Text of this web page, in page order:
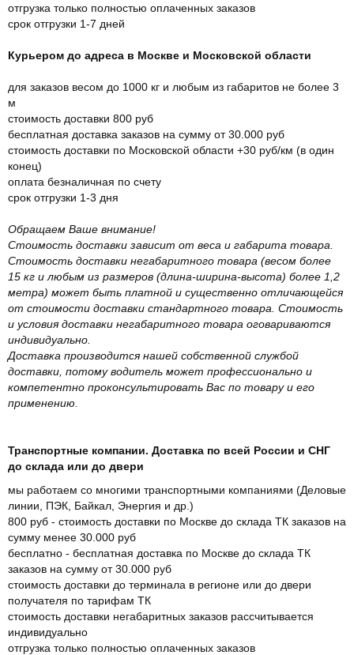
отгрузка только полностью оплаченных заказов
срок отгрузки 1-7 дней
Курьером до адреса в Москве и Московской области
для заказов весом до 1000 кг и любым из габаритов не более 3
м
стоимость доставки 800 руб
бесплатная доставка заказов на сумму от 30.000 руб
стоимость доставки по Московской области +30 руб/км (в один
конец)
оплата безналичная по счету
срок отгрузки 1-3 дня
Обращаем Ваше внимание!
Стоимость доставки зависит от веса и габарита товара.
Стоимость доставки негабаритного товара (весом более
15 кг и любым из размеров (длина-ширина-высота) более 1,2
метра) может быть платной и существенно отличающейся
от стоимости доставки стандартного товара. Стоимость
и условия доставки негабаритного товара оговариваются
индивидуально.
Доставка производится нашей собственной службой
доставки, потому водитель может профессионально и
компетентно проконсультировать Вас по товару и его
применению.
Транспортные компании. Доставка по всей России и СНГ
до склада или до двери
мы работаем со многими транспортными компаниями (Деловые
линии, ПЭК, Байкал, Энергия и др.)
800 руб - стоимость доставки по Москве до склада ТК заказов на
сумму менее 30.000 руб
бесплатно - бесплатная доставка по Москве до склада ТК
заказов на сумму от 30.000 руб
стоимость доставки до терминала в регионе или до двери
получателя по тарифам ТК
стоимость доставки негабаритных заказов рассчитывается
индивидуально
отгрузка только полностью оплаченных заказов